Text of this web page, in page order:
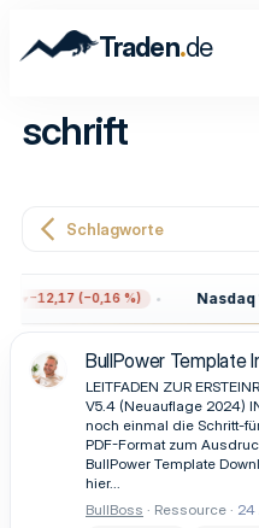
Traden.de
schrift
Schlagworte
−12,17 (−0,16 %) Nasdaq
BullPower Template
LEITFADEN ZUR
V5.4 (Neuauflage 2024)
noch einmal die Schritt-
PDF-Format zum
BullPower Template
hier...
BullBoss
Ressource 24